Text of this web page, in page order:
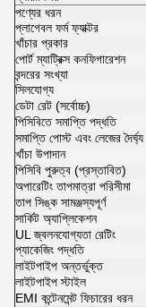
পণ্যের ধরন
প্লাগেবল ফর্ম ফ্যাক্টর
খাঁচার প্রকার
পোর্ট ম্যাট্রিক্স কনফিগারেশন
বন্দরের সংখ্যা
সিলযোগ্য
ডেটা রেট (সর্বোচ্চ)
পিসিবিতে সমাপ্তি পদ্ধতি
সমাপ্তি পোস্ট এবং লেজের দৈর্ঘ্য
খাঁচা উপাদান
পিসিবি পুরুত্ব (প্রস্তাবিত)
অপারেটিং তাপমাত্রা পরিসীমা
তাপ সিঙ্ক সামঞ্জস্যপূর্ণ
সার্কিট অ্যাপ্লিকেশন
UL জ্বলনযোগ্যতা রেটিং
প্যাকেজিং পদ্ধতি
লাইটপাইপ অন্তর্ভুক্ত
লাইটপাইপ স্টাইল
EMI কন্টেনমেন্ট ফিচারের ধরন